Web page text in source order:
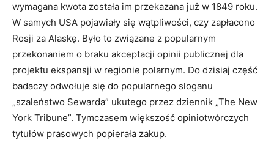
wymagana kwota została im przekazana już w 1849 roku.
W samych USA pojawiały się wątpliwości, czy zapłacono
Rosji za Alaskę. Było to związane z popularnym
przekonaniem o braku akceptacji opinii publicznej dla
projektu ekspansji w regionie polarnym. Do dzisiaj część
badaczy odwołuje się do popularnego sloganu
„szaleństwo Sewarda” ukutego przez dziennik „The New
York Tribune”. Tymczasem większość opiniotwórczych
tytułów prasowych popierała zakup.